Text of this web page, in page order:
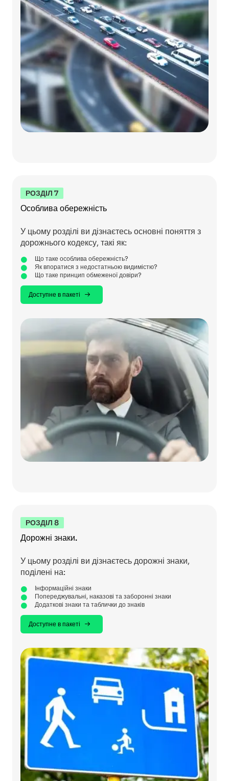
РОЗДІЛ 7
Особлива обережність
У цьому розділі ви дізнаєтесь основні поняття з
дорожнього кодексу, такі як:
Що таке особлива обережність?
Як впоратися з недостатньою видимістю?
Що таке принцип обмеженої довіри?
Доступне в пакеті
РОЗДІЛ 8
Дорожні знаки.
У цьому розділі ви дізнаєтесь дорожні знаки,
поділені на:
Інформаційні знаки
Попереджувальні, наказові та заборонні знаки
Додаткові знаки та таблички до знаків
Доступне в пакеті